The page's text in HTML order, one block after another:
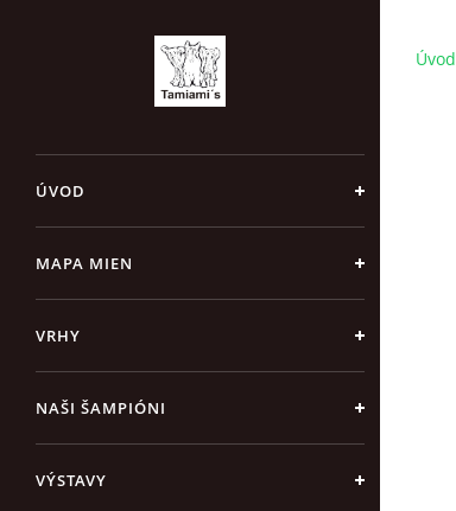
ÚVOD
MAPA MIEN
VRHY
NAŠI ŠAMPIÓNI
VÝSTAVY
Úvod